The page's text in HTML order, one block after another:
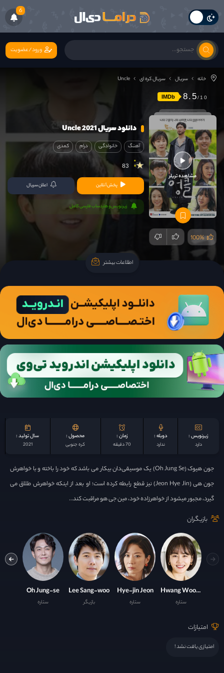
6
ورود/عضویت
خانه سریال سریال کره ای Uncle
IMDb 8.5
مشاهده تریلر
100%
دانلود سریال Uncle 2021
آهنگ خانوادگی درام کمدی
83
پخش آنلاین اعلان سریال
زیرنویس و هاردساب فارسی کامل
اطلاعات بیشتر
زیرنویس :
دارد
دوبله :
ندارد
زمان :
70 دقیقه
محصول :
کره جنوبی
سال تولید :
2021
جون هیوک (Oh Jung Se) یک موسیقی‌دان بیکار می باشد که خود را باخته و با خواهرش
جون هی (Jeon Hye Jin) نیز قطع رابطه کرده است؛ او بعد از اینکه خواهرش طلاق می
گیرد، مجبور میشود از خواهرزاده خود، مین جی هو مراقبت کند…
بازیگران
Hwang Woo-seul-hye
ستاره
Hye-jin Jeon
ستاره
Lee Sang-woo
بازیگر
Oh Jung-se
ستاره
امتیازات
امتیازی یافت نشد !